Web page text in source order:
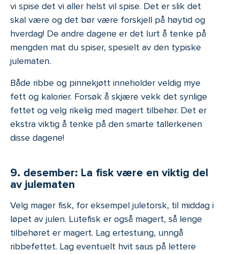
vi spise det vi aller helst vil spise. Det er slik det
skal være og det bør være forskjell på høytid og
hverdag! De andre dagene er det lurt å tenke på
mengden mat du spiser, spesielt av den typiske
julematen.
Både ribbe og pinnekjøtt inneholder veldig mye
fett og kalorier. Forsøk å skjære vekk det synlige
fettet og velg rikelig med magert tilbehør. Det er
ekstra viktig å tenke på den smarte tallerkenen
disse dagene!
9. desember: La fisk være en viktig del
av julematen
Velg mager fisk, for eksempel juletorsk, til middag i
løpet av julen. Lutefisk er også magert, så lenge
tilbehøret er magert. Lag ertestuing, unngå
ribbefettet. Lag eventuelt hvit saus på lettere